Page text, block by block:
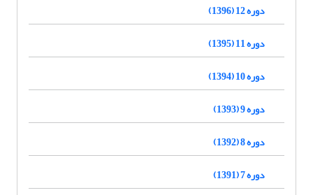
دوره 12 (1396)
دوره 11 (1395)
دوره 10 (1394)
دوره 9 (1393)
دوره 8 (1392)
دوره 7 (1391)